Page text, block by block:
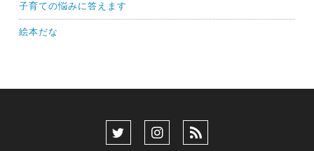
子育ての悩みに答えます
絵本だな